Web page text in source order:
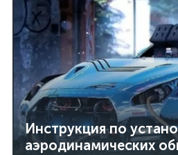
Инструкция по
аэродинамических